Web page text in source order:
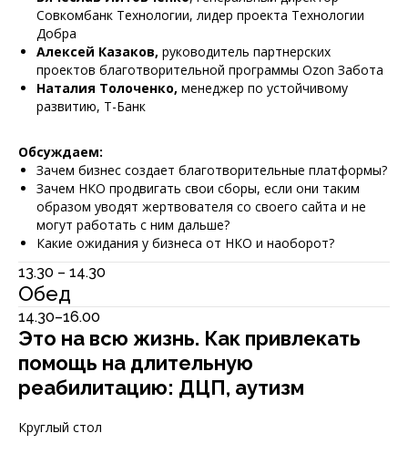
Совкомбанк Технологии, лидер проекта Технологии
Добра
Алексей Казаков, руководитель партнерских
проектов благотворительной программы Ozon Забота
Наталия Толоченко, менеджер по устойчивому
развитию, Т-Банк
Обсуждаем:
Зачем бизнес создает благотворительные платформы?
Зачем НКО продвигать свои сборы, если они таким
образом уводят жертвователя со своего сайта и не
могут работать с ним дальше?
Какие ожидания у бизнеса от НКО и наоборот?
13.30 – 14.30
Обед
14.30–16.00
Это на всю жизнь. Как привлекать
помощь на длительную
реабилитацию: ДЦП, аутизм
Круглый стол